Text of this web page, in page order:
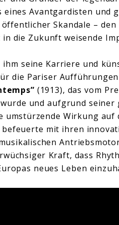
Avantgardisten und
Skandale –
die Zukunft weisende
ihm seine Karriere und
die Pariser
(1913), das vom
und aufgrund
umstürzende Wirkung
mit ihren
Kraft, dass
neues Leben